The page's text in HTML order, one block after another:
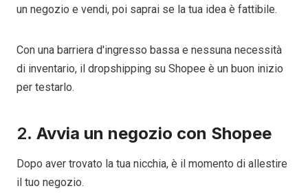
un negozio e vendi, poi saprai se la tua idea è fattibile.
Con una barriera d'ingresso bassa e nessuna necessità
di inventario, il dropshipping su Shopee è un buon inizio
per testarlo.
2. Avvia un negozio con Shopee
Dopo aver trovato la tua nicchia, è il momento di allestire
il tuo negozio.